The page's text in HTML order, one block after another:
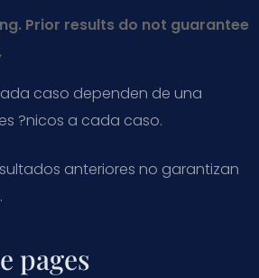
Prior results do not guarantee
caso dependen de una
?nicos a cada caso.
anteriores no garantizan
pages